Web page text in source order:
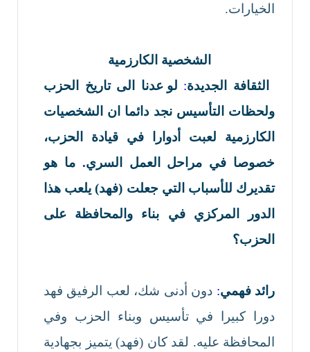
الخيارات.
الشخصية الكارزمية
الثقافة الجديدة: لو عدنا الى تاريخ الحزب
ولحظات التأسيس نجد دائما ان الشخصيات
الكارزمية لعبت أدوارا في قيادة الحزب،
خصوصا في مراحل العمل السري. ما هو
تقديرك للأسباب التي جعلت (فهد) يلعب هذا
الدور المركزي في بناء والمحافظة على
الحزب؟
رائد فهمي: دون أدنى شك، لعب الرفيق فهد
دورا كبيرا في تأسيس وبناء الحزب وفي
المحافظة عليه. لقد كان (فهد) يتميز بجهادية